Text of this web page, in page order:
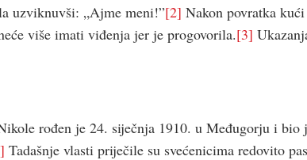
uzviknuvši: „Ajme meni!”[2] Nakon povratka
više imati viđenja jer je progovorila.[3]
rođen je 24. siječnja 1910. u Međugorju i bio
Tadašnje vlasti priječile su svećenicima redovito